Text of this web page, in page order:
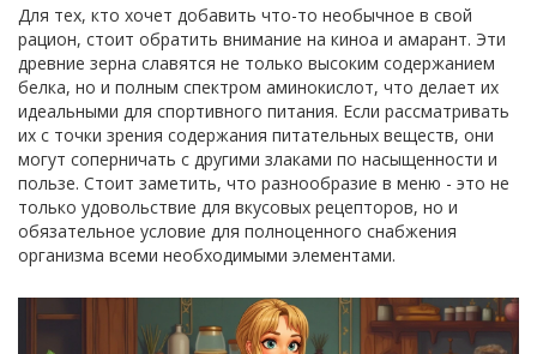
Для тех, кто хочет добавить что-то необычное в свой
рацион, стоит обратить внимание на киноа и амарант. Эти
древние зерна славятся не только высоким содержанием
белка, но и полным спектром аминокислот, что делает их
идеальными для спортивного питания. Если рассматривать
их с точки зрения содержания питательных веществ, они
могут соперничать с другими злаками по насыщенности и
пользе. Стоит заметить, что разнообразие в меню - это не
только удовольствие для вкусовых рецепторов, но и
обязательное условие для полноценного снабжения
организма всеми необходимыми элементами.